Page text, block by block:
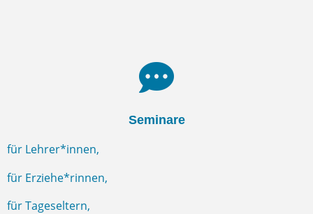
Seminare
für Lehrer*innen,
für Erziehe*rinnen,
für Tageseltern,